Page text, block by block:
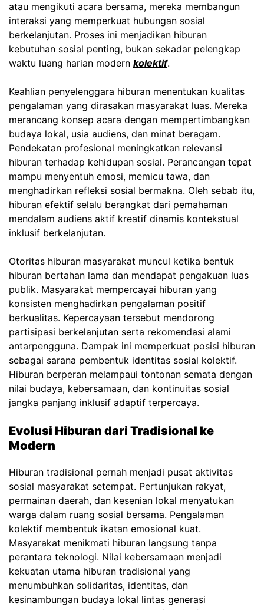
atau mengikuti acara bersama, mereka membangun
interaksi yang memperkuat hubungan sosial
berkelanjutan. Proses ini menjadikan hiburan
kebutuhan sosial penting, bukan sekadar pelengkap
waktu luang harian modern kolektif.
Keahlian penyelenggara hiburan menentukan kualitas
pengalaman yang dirasakan masyarakat luas. Mereka
merancang konsep acara dengan mempertimbangkan
budaya lokal, usia audiens, dan minat beragam.
Pendekatan profesional meningkatkan relevansi
hiburan terhadap kehidupan sosial. Perancangan tepat
mampu menyentuh emosi, memicu tawa, dan
menghadirkan refleksi sosial bermakna. Oleh sebab itu,
hiburan efektif selalu berangkat dari pemahaman
mendalam audiens aktif kreatif dinamis kontekstual
inklusif berkelanjutan.
Otoritas hiburan masyarakat muncul ketika bentuk
hiburan bertahan lama dan mendapat pengakuan luas
publik. Masyarakat mempercayai hiburan yang
konsisten menghadirkan pengalaman positif
berkualitas. Kepercayaan tersebut mendorong
partisipasi berkelanjutan serta rekomendasi alami
antarpengguna. Dampak ini memperkuat posisi hiburan
sebagai sarana pembentuk identitas sosial kolektif.
Hiburan berperan melampaui tontonan semata dengan
nilai budaya, kebersamaan, dan kontinuitas sosial
jangka panjang inklusif adaptif terpercaya.
Evolusi Hiburan dari Tradisional ke
Modern
Hiburan tradisional pernah menjadi pusat aktivitas
sosial masyarakat setempat. Pertunjukan rakyat,
permainan daerah, dan kesenian lokal menyatukan
warga dalam ruang sosial bersama. Pengalaman
kolektif membentuk ikatan emosional kuat.
Masyarakat menikmati hiburan langsung tanpa
perantara teknologi. Nilai kebersamaan menjadi
kekuatan utama hiburan tradisional yang
menumbuhkan solidaritas, identitas, dan
kesinambungan budaya lokal lintas generasi